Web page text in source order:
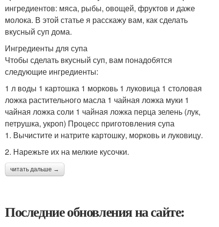
ингредиентов: мяса, рыбы, овощей, фруктов и даже
молока. В этой статье я расскажу вам, как сделать
вкусный суп дома.
Ингредиенты для супа
Чтобы сделать вкусный суп, вам понадобятся
следующие ингредиенты:
1 л воды 1 картошка 1 морковь 1 луковица 1 столовая
ложка растительного масла 1 чайная ложка муки 1
чайная ложка соли 1 чайная ложка перца зелень (лук,
петрушка, укроп) Процесс приготовления супа
1. Вычистите и натрите картошку, морковь и луковицу.
2. Нарежьте их на мелкие кусочки.
читать дальше →
Последние обновления на сайте: